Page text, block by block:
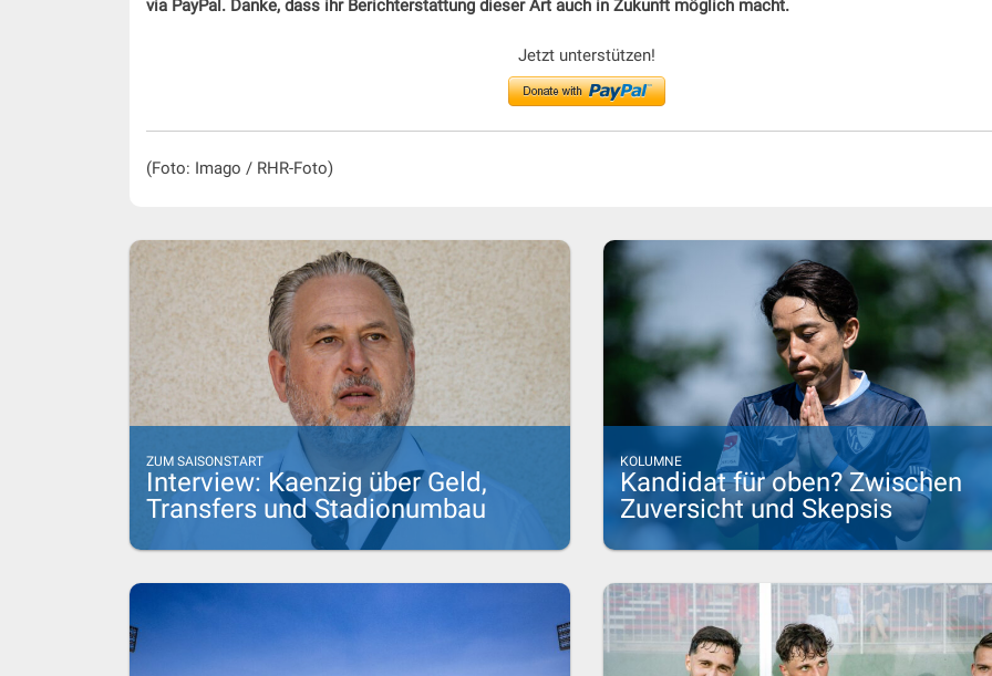
via PayPal. Danke, dass ihr Berichterstattung dieser Art auch in Zukunft möglich macht.
Jetzt unterstützen!
(Foto: Imago / RHR-Foto)
ZUM SAISONSTART
Interview: Kaenzig über Geld,
Transfers und Stadionumbau
KOLUMNE
Kandidat für oben? Zwischen
Zuversicht und Skepsis